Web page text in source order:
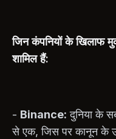
जिन कंपनियों के खिलाफ
शामिल हैं:
- Binance: दुनिया के
से एक, जिस पर कानून के